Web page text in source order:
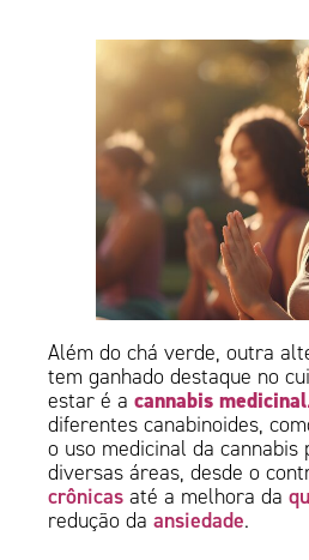
Além do chá verde, outra
tem ganhado destaque no
estar é acannabis medicinal
diferentes canabinoides,
o uso medicinal da cannabis
diversas áreas, desde o
crônicas até a melhora da
redução daansiedade.